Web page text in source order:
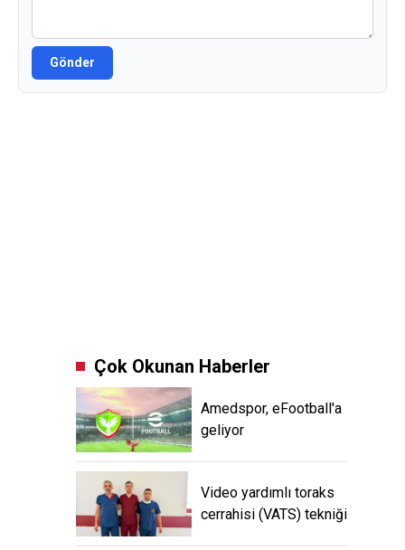
Gönder
Çok Okunan Haberler
Amedspor, eFootball'a
geliyor
Video yardımlı toraks
cerrahisi (VATS) tekniği